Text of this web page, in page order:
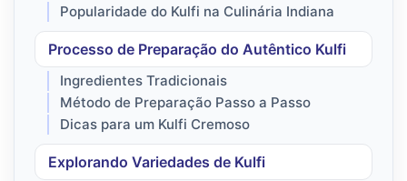
Popularidade do Kulfi na Culinária Indiana
Processo de Preparação do Autêntico Kulfi
Ingredientes Tradicionais
Método de Preparação Passo a Passo
Dicas para um Kulfi Cremoso
Explorando Variedades de Kulfi